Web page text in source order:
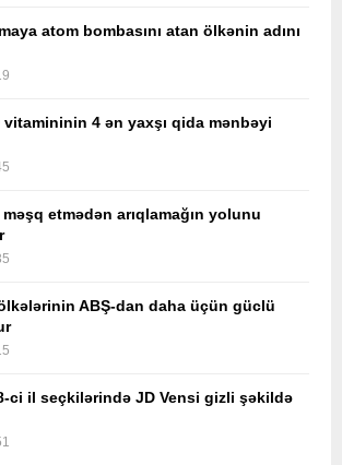
atom bombasını atan ölkənin adını
4 ən yaxşı qida mənbəyi
etmədən arıqlamağın yolunu
ABŞ-dan daha üçün güclü
ci il seçkilərində JD Vensi gizli şəkildə